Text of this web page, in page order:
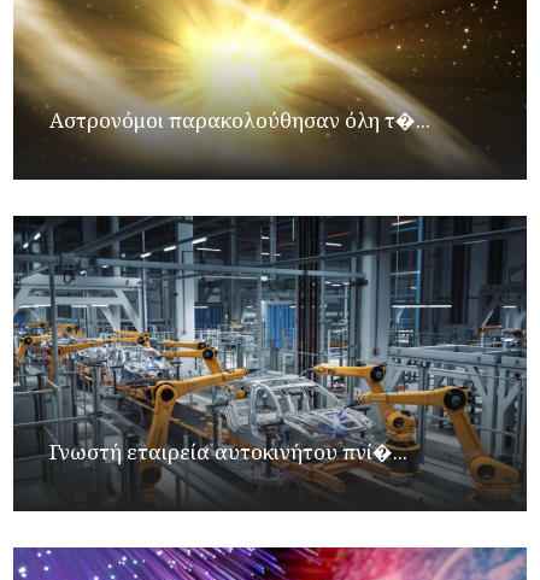
Αστρονόμοι παρακολούθησαν όλη τ�...
Γνωστή εταιρεία αυτοκινήτου πνί�...